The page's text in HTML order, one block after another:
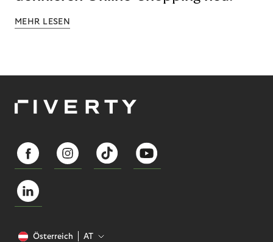
MEHR LESEN
Österreich AT